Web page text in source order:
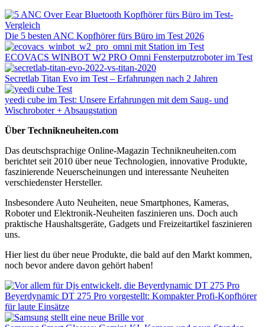
Die 5 besten ANC Kopfhörer fürs Büro im Test 2026
ECOVACS WINBOT W2 PRO Omni Fensterputzroboter im Test
Secretlab Titan Evo im Test – Erfahrungen nach 2 Jahren
yeedi cube im Test: Unsere Erfahrungen mit dem Saug- und
Wischroboter + Absaugstation
Über Technikneuheiten.com
Das deutschsprachige Online-Magazin Technikneuheiten.com
berichtet seit 2010 über neue Technologien, innovative Produkte,
faszinierende Neuerscheinungen und interessante Neuheiten
verschiedenster Hersteller.
Insbesondere Auto Neuheiten, neue Smartphones, Kameras,
Roboter und Elektronik-Neuheiten faszinieren uns. Doch auch
praktische Haushaltsgeräte, Gadgets und Freizeitartikel faszinieren
uns.
Hier liest du über neue Produkte, die bald auf den Markt kommen,
noch bevor andere davon gehört haben!
Beyerdynamic DT 275 Pro vorgestellt: Kompakter Profi-Kopfhörer
für laute Einsätze